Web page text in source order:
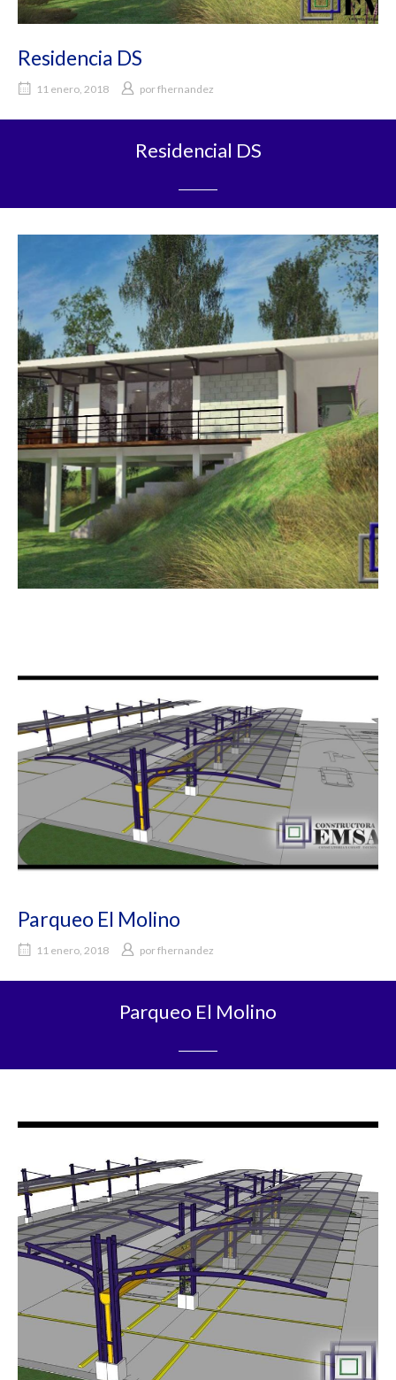
Residencia DS
11 enero, 2018 porfhernandez
Residencial DS
Parqueo El Molino
11 enero, 2018 porfhernandez
Parqueo El Molino